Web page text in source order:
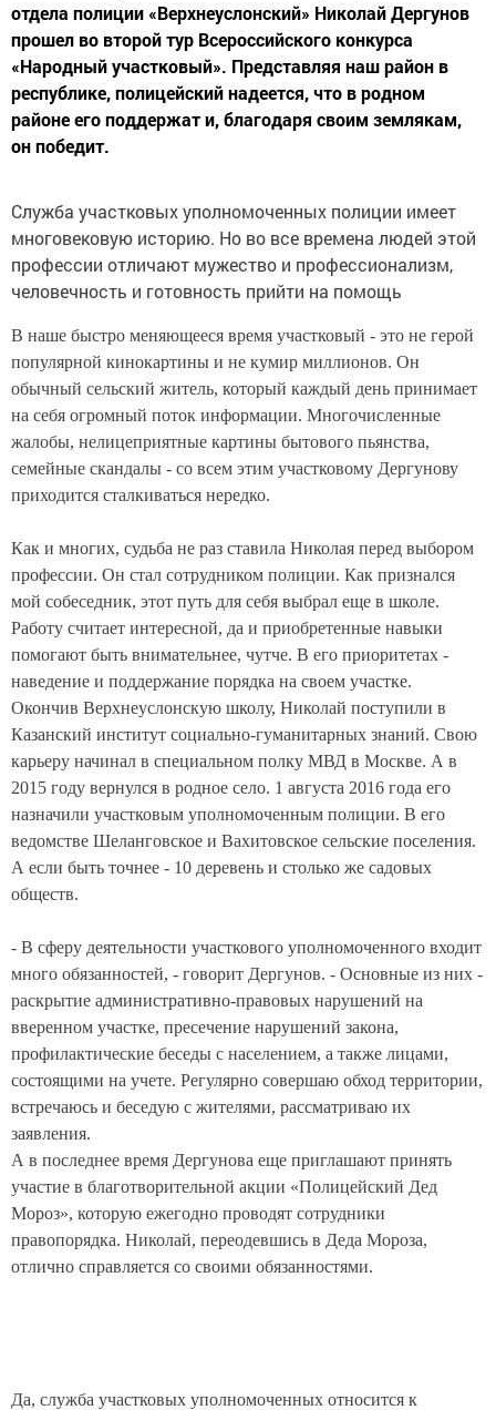
отдела полиции «Верхнеуслонский» Николай Дергунов
прошел во второй тур Всероссийского конкурса
«Народный участковый». Представляя наш район в
республике, полицейский надеется, что в родном
районе его поддержат и, благодаря своим землякам,
он победит.
Служба участковых уполномоченных полиции имеет
многовековую историю. Но во все времена людей этой
профессии отличают мужество и профессионализм,
человечность и готовность прийти на помощь
В наше быстро меняющееся время участковый - это не герой
популярной кинокартины и не кумир миллионов. Он
обычный сельский житель, который каждый день принимает
на себя огромный поток информации. Многочисленные
жалобы, нелицеприятные картины бытового пьянства,
семейные скандалы - со всем этим участковому Дергунову
приходится сталкиваться нередко.
Как и многих, судьба не раз ставила Николая перед выбором
профессии. Он стал сотрудником полиции. Как признался
мой собеседник, этот путь для себя выбрал еще в школе.
Работу считает интересной, да и приобретенные навыки
помогают быть внимательнее, чутче. В его приоритетах -
наведение и поддержание порядка на своем участке.
Окончив Верхнеуслонскую школу, Николай поступили в
Казанский институт социально-гуманитарных знаний. Свою
карьеру начинал в специальном полку МВД в Москве. А в
2015 году вернулся в родное село. 1 августа 2016 года его
назначили участковым уполномоченным полиции. В его
ведомстве Шеланговское и Вахитовское сельские поселения.
А если быть точнее - 10 деревень и столько же садовых
обществ.
- В сферу деятельности участкового уполномоченного входит
много обязанностей, - говорит Дергунов. - Основные из них -
раскрытие административно-правовых нарушений на
вверенном участке, пресечение нарушений закона,
профилактические беседы с населением, а также лицами,
состоящими на учете. Регулярно совершаю обход территории,
встречаюсь и беседую с жителями, рассматриваю их
заявления.
А в последнее время Дергунова еще приглашают принять
участие в благотворительной акции «Полицейский Дед
Мороз», которую ежегодно проводят сотрудники
правопорядка. Николай, переодевшись в Деда Мороза,
отлично справляется со своими обязанностями.
Да, служба участковых уполномоченных относится к